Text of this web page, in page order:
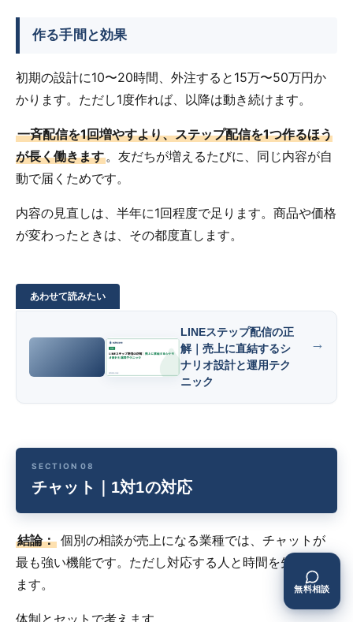
作る手間と効果
初期の設計に10〜20時間、外注すると15万〜50万円か
かります。ただし1度作れば、以降は動き続けます。
一斉配信を1回増やすより、ステップ配信を1つ作るほう
が長く働きます。友だちが増えるたびに、同じ内容が自
動で届くためです。
内容の見直しは、半年に1回程度で足ります。商品や価格
が変わったときは、その都度直します。
LINEステップ配信の正
解｜売上に直結するシ
ナリオ設計と運用テク
ニック
チャット｜1対1の対応
結論： 個別の相談が売上になる業種では、チャットが
最も強い機能です。ただし対応する人と時間を先に決め
ます。
無料相談